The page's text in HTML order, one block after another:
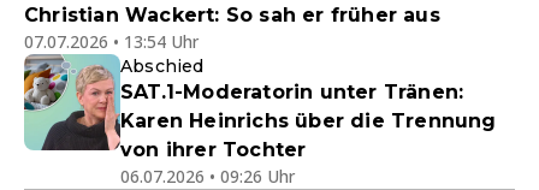
Christian Wackert: So sah er früher aus
07.07.2026 • 13:54 Uhr
Abschied
SAT.1-Moderatorin unter Tränen:
Karen Heinrichs über die Trennung
von ihrer Tochter
06.07.2026 • 09:26 Uhr